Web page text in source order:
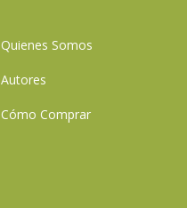
Quienes Somos
Autores
Cómo Comprar